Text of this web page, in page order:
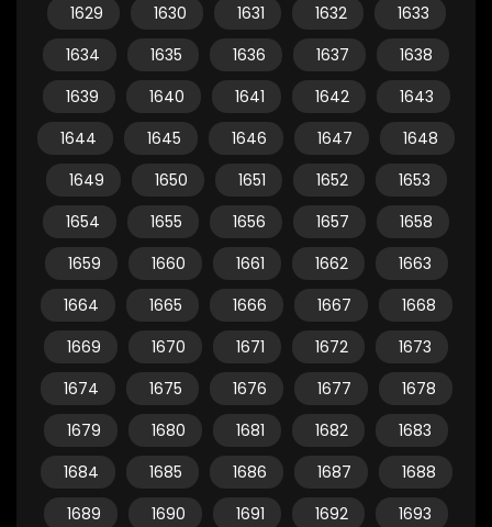
1629
1630 1631 1632
1633
1634
1635 1636 1637
1638
1639
1640 1641 1642
1643
1644
1645 1646 1647
1648
1649
1650 1651 1652
1653
1654
1655 1656 1657
1658
1659
1660 1661 1662
1663
1664
1665 1666 1667
1668
1669
1670 1671 1672
1673
1674
1675 1676 1677
1678
1679
1680 1681 1682
1683
1684
1685 1686 1687
1688
1689
1690 1691 1692
1693